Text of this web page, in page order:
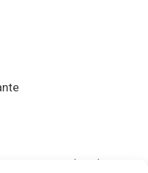
en lecture (Brut)